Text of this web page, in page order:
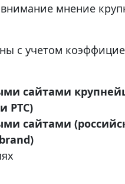
мнение
с учетом
сайтами
РТС)
сайтами